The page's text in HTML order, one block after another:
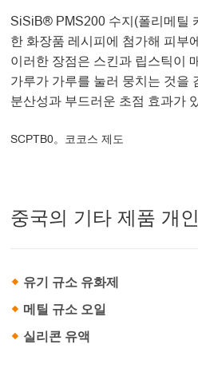
SiSiB® PMS200 수지(폴리메틸
한 화장품 레시피에 첨가해 피부
이러한 장점은 스킨과 립스틱이
가루가 가루를 눌러 뭉치는 것을
분산성과 부드러운 초점 효과가
SCPTB0。코코스 제도
중국의 기타 제품 개
유기 규소 유화제
메틸 규소 오일
실리콘 유액